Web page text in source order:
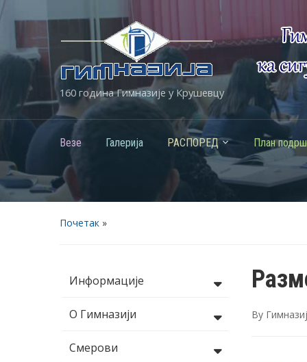
160 година Гимназије у Крушевцу
Везе Галерија РАСПОРЕД План
Почетак »
Информације
О Гимназији
Смерови
By